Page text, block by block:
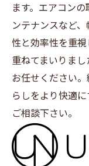
ます。エアコン
ンテナンスなど
性と効率性を重
重ねてまいりま
お任せください
らしをより快適
ご相談下さい。